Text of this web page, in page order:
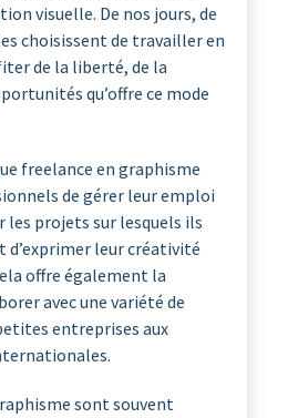
visuelle. De nos jours, de
choisissent de travailler en
de la liberté, de la
qu’offre ce mode
freelance en graphisme
de gérer leur emploi
les projets sur lesquels ils
leur créativité
offre également la
avec une variété de
entreprises aux
sont souvent